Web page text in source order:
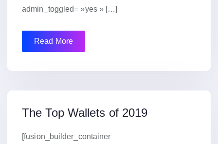
admin_toggled= »yes » […]
Read More
15 janvier 2019
The Top Wallets of 2019
[fusion_builder_container